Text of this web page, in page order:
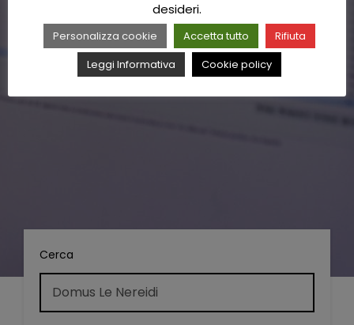
Cerca
desideri.
Personalizza cookie Accetta tutto
Rifiuta
Leggi Informativa
Cookie policy